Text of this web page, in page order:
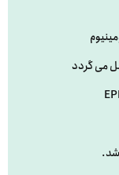
می گردد